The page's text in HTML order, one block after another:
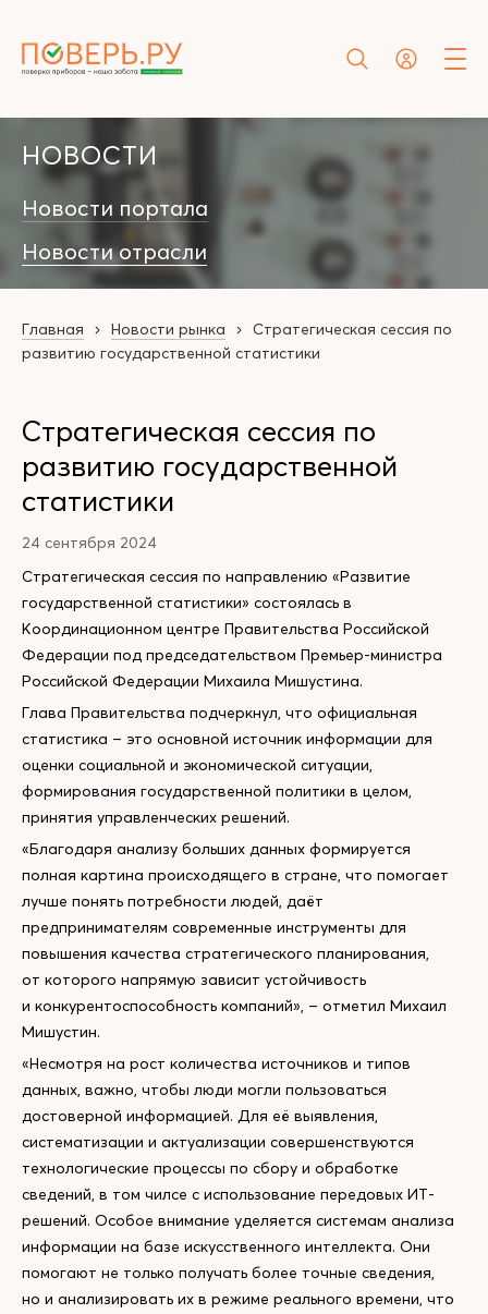
НОВОСТИ
Новости портала
Новости отрасли
Главная Новости рынка
Стратегическая сессия по
развитию государственной статистики
Стратегическая сессия по
развитию государственной
статистики
24 сентября 2024
Стратегическая сессия по направлению «Развитие
государственной статистики» состоялась в
Координационном центре Правительства Российской
Федерации под председательством Премьер-министра
Российской Федерации Михаила Мишустина.
Глава Правительства подчеркнул, что официальная
статистика – это основной источник информации для
оценки социальной и экономической ситуации,
формирования государственной политики в целом,
принятия управленческих решений.
«Благодаря анализу больших данных формируется
полная картина происходящего в стране, что помогает
лучше понять потребности людей, даёт
предпринимателям современные инструменты для
повышения качества стратегического планирования,
от которого напрямую зависит устойчивость
и конкурентоспособность компаний», – отметил Михаил
Мишустин.
«Несмотря на рост количества источников и типов
данных, важно, чтобы люди могли пользоваться
достоверной информацией. Для её выявления,
систематизации и актуализации совершенствуются
технологические процессы по сбору и обработке
сведений, в том чилсе с использование передовых ИТ-
решений. Особое внимание уделяется системам анализа
информации на базе искусственного интеллекта. Они
помогают не только получать более точные сведения,
но и анализировать их в режиме реального времени, что